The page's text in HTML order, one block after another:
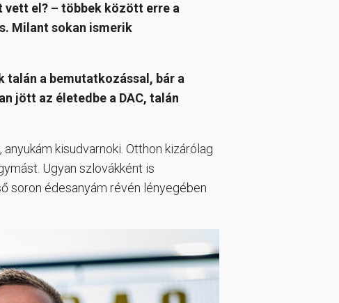
el? – többek között erre a
Milant sokan ismerik
a bemutatkozással, bár a
jött az életedbe a DAC, talán
kisudvarnoki. Otthon kizárólag
Ugyan szlovákként is
soron édesanyám révén lényegében